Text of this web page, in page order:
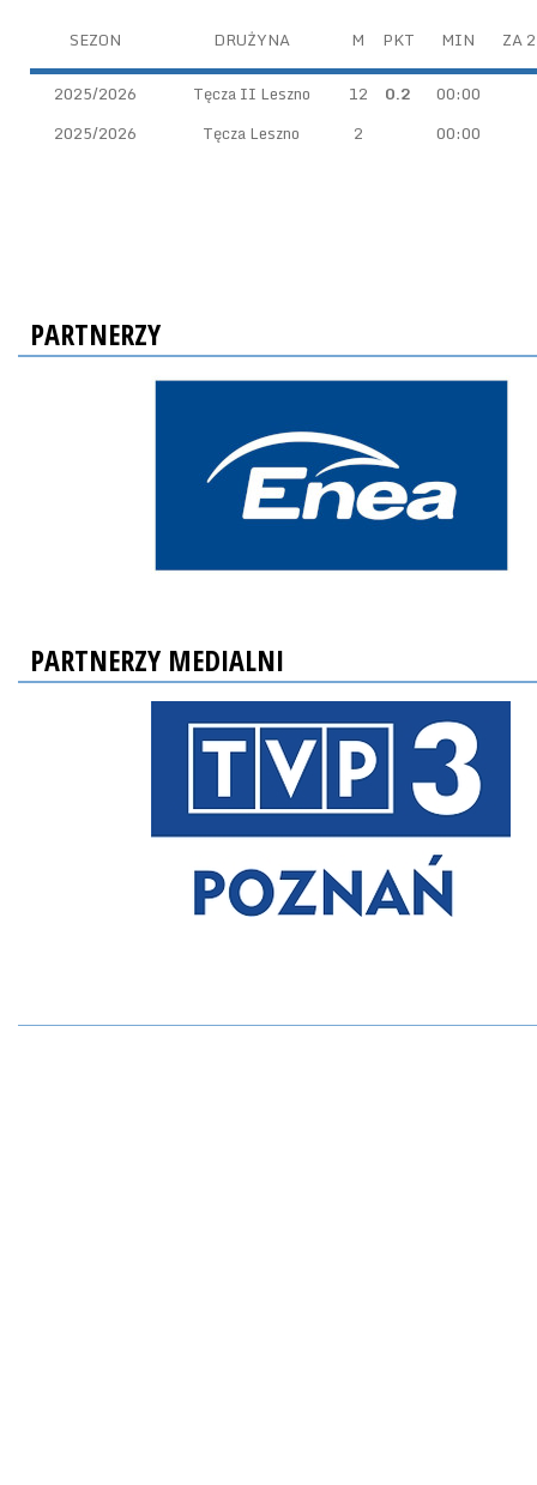
SEZON DRUŻYNA M PKT MIN ZA 2
2025/2026 Tęcza II Leszno 12 0.2
00:00
2025/2026
Tęcza Leszno 2 00:00
PARTNERZY
PARTNERZY MEDIALNI